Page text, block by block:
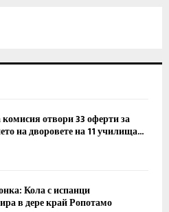
отвори 33 оферти за
на дворовете на 11 училища...
Кола с испанци
в дере край Ропотамо